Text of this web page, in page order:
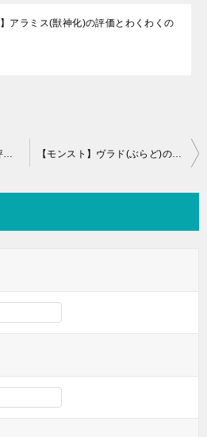
】アラミス(獣神化)の評価とわくわくの
【モンスト】ハンニバルの評価とわくわくの実！進化と神化どっち？ 【モンスト】ヴラド(ぶらど)の評価と運極適正